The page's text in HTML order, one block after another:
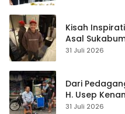
Kisah
Asal
Streaming
31 Juli 2026
Dari
H. Usep
Cisaat
31 Juli 2026